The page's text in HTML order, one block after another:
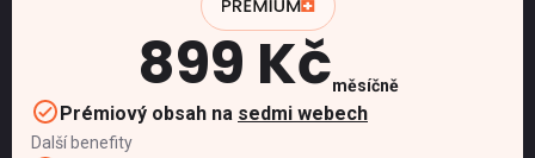
899 Kčměsíčně
Prémiový obsah na sedmi webech
Další benefity